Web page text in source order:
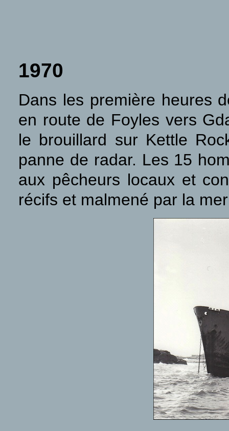
1970
Dans les première heures
en route de Foyles vers
le brouillard sur Kettle
panne de radar. Les 15
aux pêcheurs locaux et
récifs et malmené par la